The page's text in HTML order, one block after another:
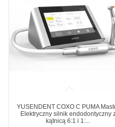
YUSENDENT COXO C PUMA
Elektryczny silnik endodontyczny
kątnicą 6:1 i 1:...